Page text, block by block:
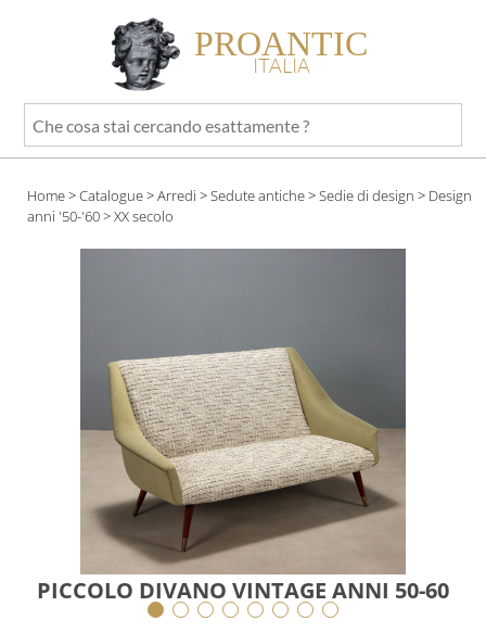
PROANTIC
ITALIA
Che
cosa
cercando
esattamente
Home>Catalogue>Arredi >Sedute antiche>Sedie di design > Design
anni '50-'60> XX secolo
PICCOLO DIVANO VINTAGE ANNI 50-60